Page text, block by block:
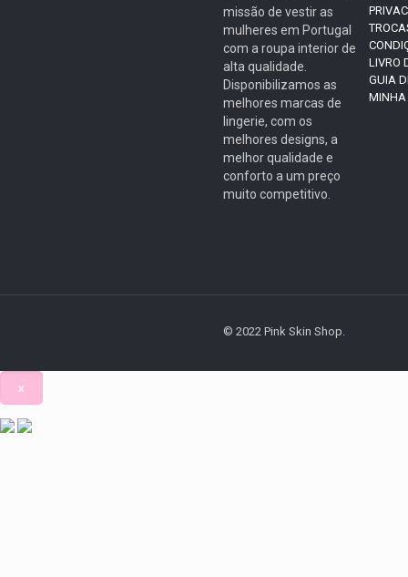
missão de vestir as
mulheres em Portugal
com a roupa interior de
alta qualidade.
Disponibilizamos as
melhores marcas de
lingerie, com os
melhores designs, a
melhor qualidade e
conforto a um preço
muito competitivo.
LIVRO
GUIA
MINHA
© 2022 Pink Skin Shop.
x